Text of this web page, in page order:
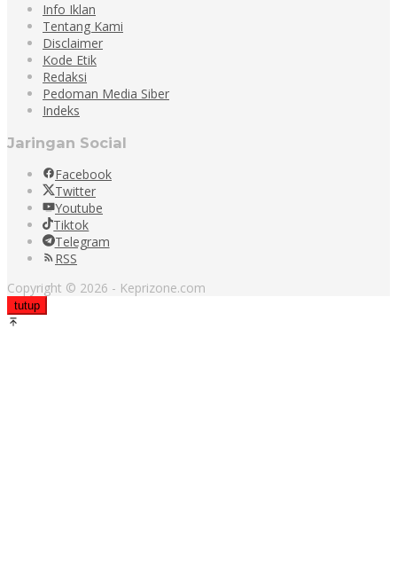
Info Iklan
Tentang Kami
Disclaimer
Kode Etik
Redaksi
Pedoman Media Siber
Indeks
Jaringan Social
Facebook
Twitter
Youtube
Tiktok
Telegram
RSS
Copyright © 2026 - Keprizone.com
tutup